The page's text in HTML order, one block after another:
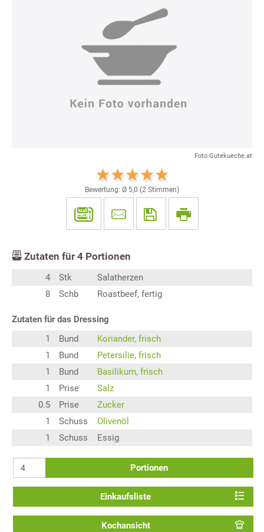
Foto Gutekueche.at
Bewertung: Ø 5,0 (2 Stimmen)
Zutaten für 4 Portionen
4 Stk
Salatherzen
8
Schb Roastbeef, fertig
Zutaten für das Dressing
1
Bund
Koriander, frisch
1
Bund
Petersilie, frisch
1
Bund
Basilikum, frisch
1
Prise
Salz
0.5
Prise
Zucker
1
Schuss
Olivenöl
1
Schuss Essig
Portionen
Einkaufsliste
Kochansicht